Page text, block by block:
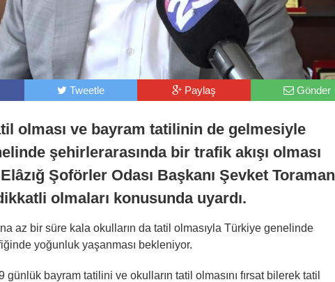
Tweetle Paylaş Gönder
olması ve bayram tatilinin de gelmesiyle
şehirlerarasında bir trafik akışı olması
Şoförler Odası Başkanı Şevket Toraman
olmaları konusunda uyardı.
az bir süre kala okulların da tatil olmasıyla Türkiye genelinde
yoğunluk yaşanması bekleniyor.
günlük bayram tatilini ve okulların tatil olmasını fırsat bilerek tatil